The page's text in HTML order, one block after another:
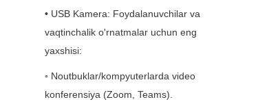
• USB Kamera: Foydalanuvchilar va
vaqtinchalik o'rnatmalar uchun eng
yaxshisi:
◦ Noutbuklar/kompyuterlarda video
konferensiya (Zoom, Teams).